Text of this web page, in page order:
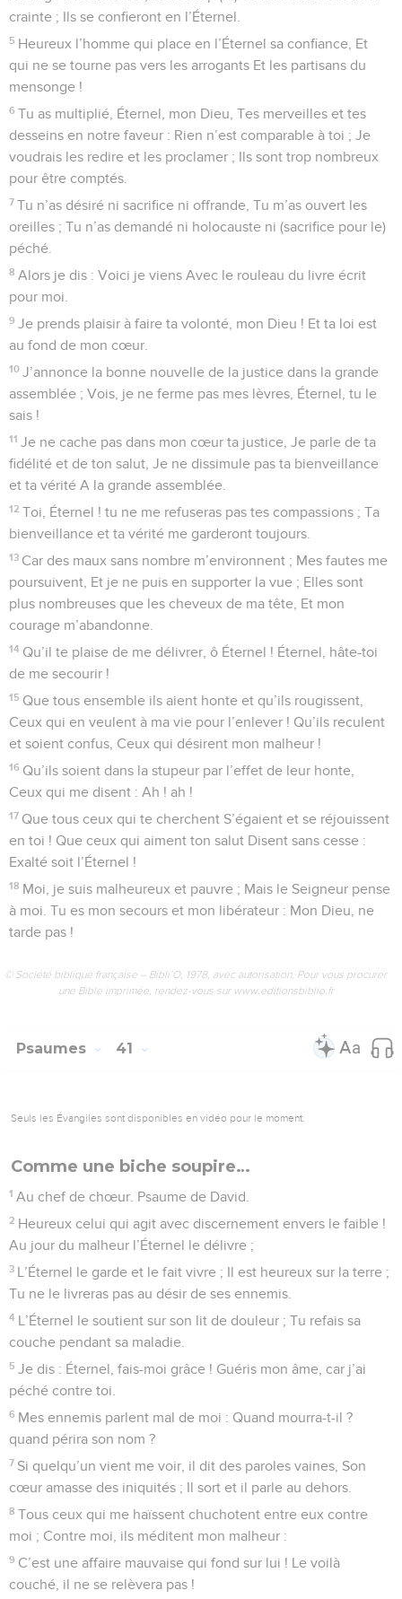
crainte ; Ils se confieront en l’Éternel.
5 Heureux l’homme qui place en l’Éternel sa confiance, Et
qui ne se tourne pas vers les arrogants Et les partisans du
mensonge !
6 Tu as multiplié, Éternel, mon Dieu, Tes merveilles et tes
desseins en notre faveur : Rien n’est comparable à toi ; Je
voudrais les redire et les proclamer ; Ils sont trop nombreux
pour être comptés.
7 Tu n’as désiré ni sacrifice ni offrande, Tu m’as ouvert les
oreilles ; Tu n’as demandé ni holocauste ni (sacrifice pour le)
péché.
8 Alors je dis : Voici je viens Avec le rouleau du livre écrit
pour moi.
9 Je prends plaisir à faire ta volonté, mon Dieu ! Et ta loi est
au fond de mon cœur.
10 J’annonce la bonne nouvelle de la justice dans la grande
assemblée ; Vois, je ne ferme pas mes lèvres, Éternel, tu le
sais !
11 Je ne cache pas dans mon cœur ta justice, Je parle de ta
fidélité et de ton salut, Je ne dissimule pas ta bienveillance
et ta vérité A la grande assemblée.
12 Toi, Éternel ! tu ne me refuseras pas tes compassions ; Ta
bienveillance et ta vérité me garderont toujours.
13 Car des maux sans nombre m’environnent ; Mes fautes me
poursuivent, Et je ne puis en supporter la vue ; Elles sont
plus nombreuses que les cheveux de ma tête, Et mon
courage m’abandonne.
14 Qu’il te plaise de me délivrer, ô Éternel ! Éternel, hâte-toi
de me secourir !
15 Que tous ensemble ils aient honte et qu’ils rougissent,
Ceux qui en veulent à ma vie pour l’enlever ! Qu’ils reculent
et soient confus, Ceux qui désirent mon malheur !
16 Qu’ils soient dans la stupeur par l’effet de leur honte,
Ceux qui me disent : Ah ! ah !
17 Que tous ceux qui te cherchent S’égaient et se réjouissent
en toi ! Que ceux qui aiment ton salut Disent sans cesse :
Exalté soit l’Éternel !
18 Moi, je suis malheureux et pauvre ; Mais le Seigneur pense
à moi. Tu es mon secours et mon libérateur : Mon Dieu, ne
tarde pas !
© Société biblique française – Bibli’O, 1978, avec autorisation. Pour vous procurer
une Bible imprimée, rendez-vous sur www.editionsbiblio.fr
Psaumes 41
Seuls les Évangiles sont disponibles en vidéo pour le moment.
Comme une biche soupire…
1 Au chef de chœur. Psaume de David.
2 Heureux celui qui agit avec discernement envers le faible !
Au jour du malheur l’Éternel le délivre ;
3 L’Éternel le garde et le fait vivre ; Il est heureux sur la terre ;
Tu ne le livreras pas au désir de ses ennemis.
4 L’Éternel le soutient sur son lit de douleur ; Tu refais sa
couche pendant sa maladie.
5 Je dis : Éternel, fais-moi grâce ! Guéris mon âme, car j’ai
péché contre toi.
6 Mes ennemis parlent mal de moi : Quand mourra-t-il ?
quand périra son nom ?
7 Si quelqu’un vient me voir, il dit des paroles vaines, Son
cœur amasse des iniquités ; Il sort et il parle au dehors.
8 Tous ceux qui me haïssent chuchotent entre eux contre
moi ; Contre moi, ils méditent mon malheur :
9 C’est une affaire mauvaise qui fond sur lui ! Le voilà
couché, il ne se relèvera pas !